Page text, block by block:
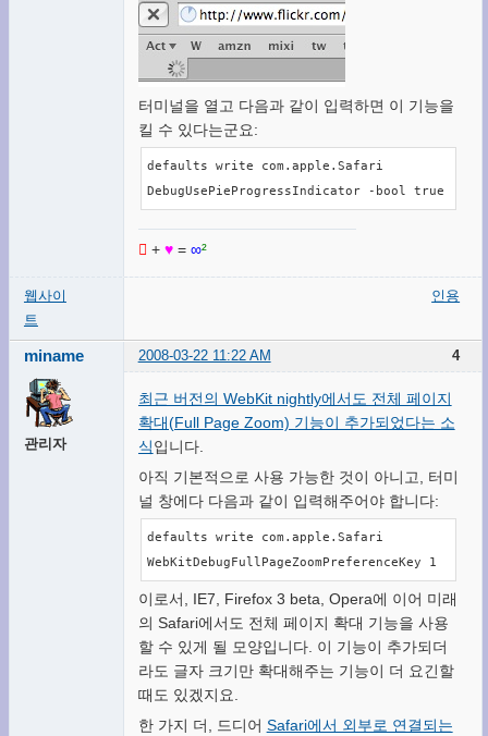
터미널을 열고 다음과 같이 입력하면 이 기능을
킬 수 있다는군요:
defaults write com.apple.Safari
DebugUsePieProgressIndicator -bool true
 + ♥= ∞²
웹사이
트
인용
4
miname 2008-03-22 11:22 AM
관리자
최근 버전의 WebKit nightly에서도 전체 페이지
확대(Full Page Zoom) 기능이 추가되었다는 소
식입니다.
아직 기본적으로 사용 가능한 것이 아니고, 터미
널 창에다 다음과 같이 입력해주어야 합니다:
defaults write com.apple.Safari
WebKitDebugFullPageZoomPreferenceKey 1
이로서, IE7, Firefox 3 beta, Opera에 이어 미래
의 Safari에서도 전체 페이지 확대 기능을 사용
할 수 있게 될 모양입니다. 이 기능이 추가되더
라도 글자 크기만 확대해주는 기능이 더 요긴할
때도 있겠지요.
한 가지 더, 드디어 Safari에서 외부로 연결되는